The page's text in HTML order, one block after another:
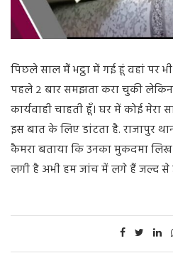
पिछले साल मैं भट्ठा में गई हूं वहां पर
पहले २ बार समझता करा चुकी
कार्यवाही चाहती हूँ। घर में कोई मेरा
इस बात के लिए डांटता है. राजापुर
कैमरा बताया कि उनका मुकदमा
लगी है अभी हम जांच में लगे हैं जल्द